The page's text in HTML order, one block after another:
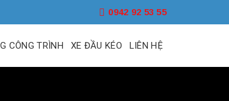
0942 92 53 55
CÔNG TRÌNH XE ĐẦU KÉO LIÊN HỆ